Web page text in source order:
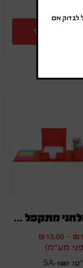
להצעת מחיר
מעמד שולחני מתקפל בצורת קוביה הכולל ניירות דביקים דפי ממו ואטבים
₪
-
₪13.00
מע"מ)
SA-7387
לבדוק אם